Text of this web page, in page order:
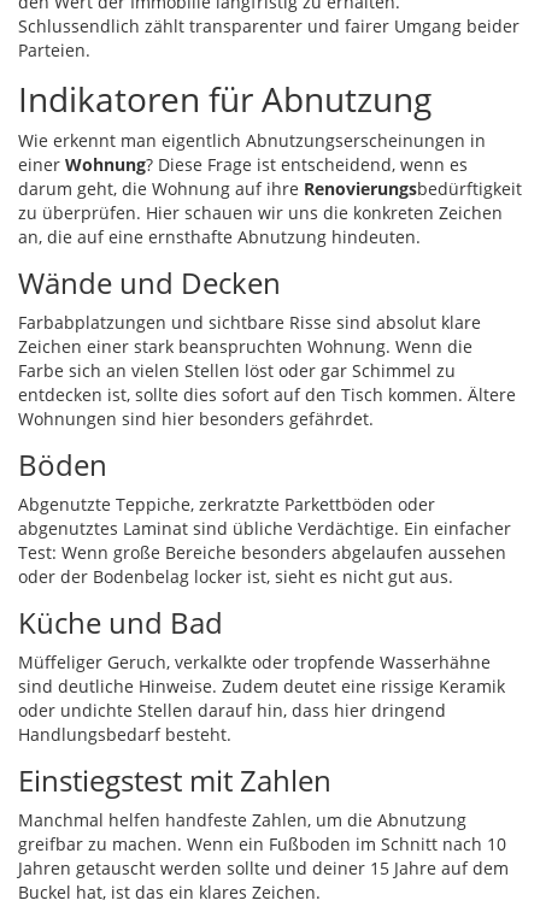
Schlussendlich zählt transparenter und fairer Umgang beider
Parteien.
Indikatoren für Abnutzung
Wie erkennt man eigentlich Abnutzungserscheinungen in
einer Wohnung? Diese Frage ist entscheidend, wenn es
darum geht, die Wohnung auf ihre Renovierungsbedürftigkeit
zu überprüfen. Hier schauen wir uns die konkreten Zeichen
an, die auf eine ernsthafte Abnutzung hindeuten.
Wände und Decken
Farbabplatzungen und sichtbare Risse sind absolut klare
Zeichen einer stark beanspruchten Wohnung. Wenn die
Farbe sich an vielen Stellen löst oder gar Schimmel zu
entdecken ist, sollte dies sofort auf den Tisch kommen. Ältere
Wohnungen sind hier besonders gefährdet.
Böden
Abgenutzte Teppiche, zerkratzte Parkettböden oder
abgenutztes Laminat sind übliche Verdächtige. Ein einfacher
Test: Wenn große Bereiche besonders abgelaufen aussehen
oder der Bodenbelag locker ist, sieht es nicht gut aus.
Küche und Bad
Müffeliger Geruch, verkalkte oder tropfende Wasserhähne
sind deutliche Hinweise. Zudem deutet eine rissige Keramik
oder undichte Stellen darauf hin, dass hier dringend
Handlungsbedarf besteht.
Einstiegstest mit Zahlen
Manchmal helfen handfeste Zahlen, um die Abnutzung
greifbar zu machen. Wenn ein Fußboden im Schnitt nach 10
Jahren getauscht werden sollte und deiner 15 Jahre auf dem
Buckel hat, ist das ein klares Zeichen.